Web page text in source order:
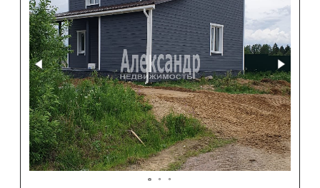
Размер кредита
3 400 000 ₽
Первый взнос
5 100 000 ₽
8 500 000
Задать вопрос Отправить заявку